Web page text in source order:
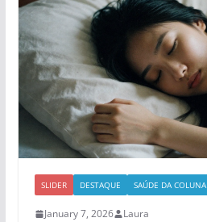
SLIDER DESTAQUE SAÚDE DA COLUNA
January 7, 2026 Laura